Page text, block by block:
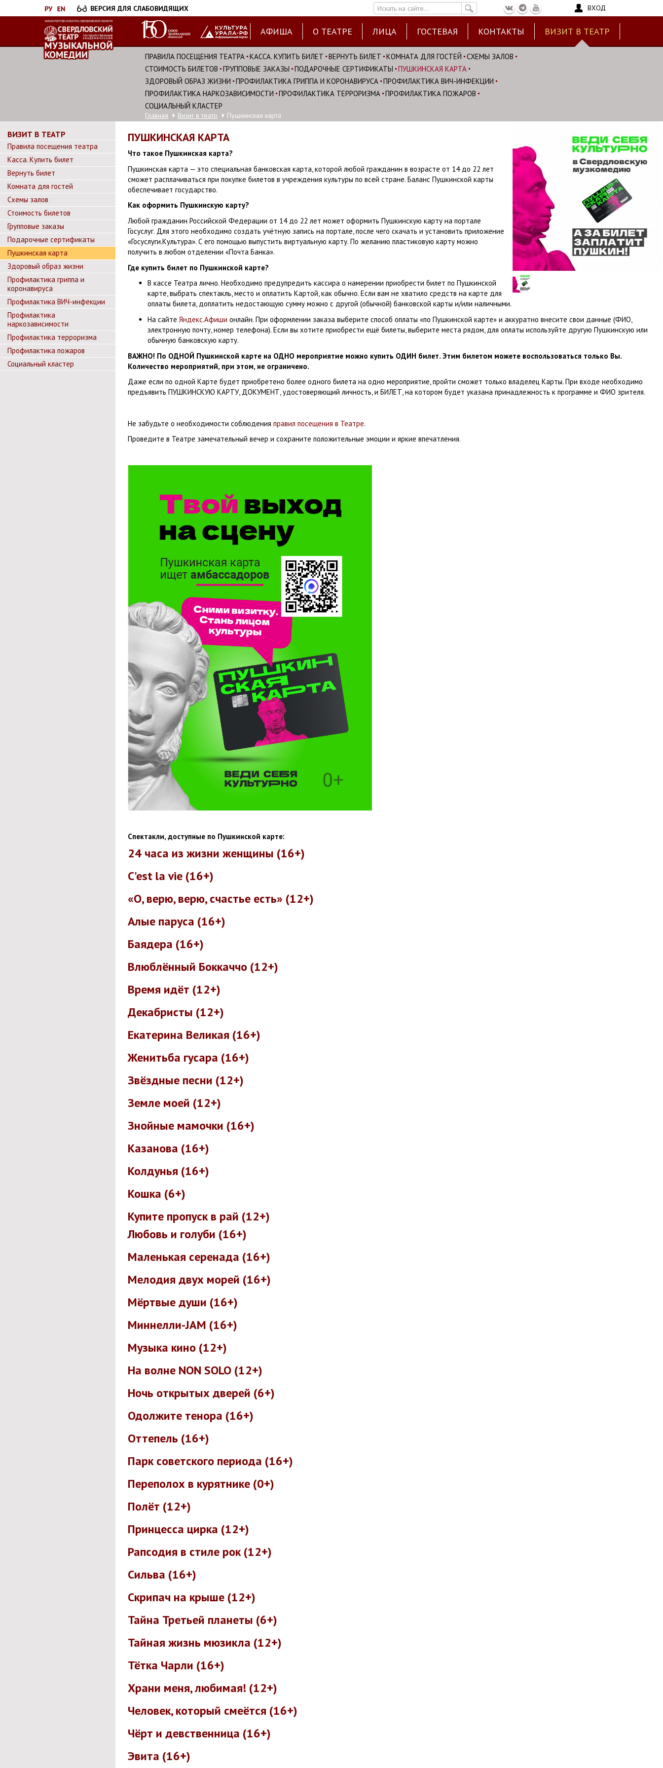
к
ВЕРСИЯ ДЛЯ СЛАБОВИДЯЩИХ
ВХОД
АФИША О ТЕАТРЕ ЛИЦА ГОСТЕВАЯ КОНТАКТЫ ВИЗИТ В ТЕАТР
ПРАВИЛА ПОСЕЩЕНИЯ ТЕАТРА КАССА. КУПИТЬ БИЛЕТ ВЕРНУТЬ БИЛЕТ КОМНАТА ДЛЯ ГОСТЕЙ
СХЕМЫ ЗАЛОВ
СТОИМОСТЬ БИЛЕТОВ
ГРУППОВЫЕ ЗАКАЗЫ ПОДАРОЧНЫЕ СЕРТИФИКАТЫ
ПУШКИНСКАЯ КАРТА
ЗДОРОВЫЙ ОБРАЗ ЖИЗНИ
ПРОФИЛАКТИКА ГРИППА И КОРОНАВИРУСА ПРОФИЛАКТИКА ВИЧ-ИНФЕКЦИИ
ПРОФИЛАКТИКА НАРКОЗАВИСИМОСТИ
ПРОФИЛАКТИКА ТЕРРОРИЗМА ПРОФИЛАКТИКА ПОЖАРОВ
СОЦИАЛЬНЫЙ КЛАСТЕР
Главная Визит в театр Пушкинская карта
ВИЗИТ В ТЕАТР
Правила посещения театра
Касса. Купить билет
Вернуть билет
Комната для гостей
Схемы залов
Стоимость билетов
Групповые заказы
Подарочные сертификаты
Пушкинская карта
Здоровый образ жизни
Профилактика гриппа и
коронавируса
Профилактика ВИЧ-инфекции
Профилактика
наркозависимости
Профилактика терроризма
Профилактика пожаров
Социальный кластер
ПУШКИНСКАЯ КАРТА
Что такое Пушкинская карта?
Пушкинская карта — это специальная банковская карта, которой любой гражданин в возрасте от 14 до 22 лет
сможет расплачиваться при покупке билетов в учреждения культуры по всей стране. Баланс Пушкинской карты
обеспечивает государство.
Как оформить Пушкинскую карту?
Любой гражданин Российской Федерации от 14 до 22 лет может оформить Пушкинскую карту на портале
Госуслуг. Для этого необходимо создать учётную запись на портале, после чего скачать и установить приложение
«Госуслуги.Культура». С его помощью выпустить виртуальную карту. По желанию пластиковую карту можно
получить в любом отделении «Почта Банка».
Где купить билет по Пушкинской карте?
В кассе Театра лично. Необходимо предупредить кассира о намерении приобрести билет по Пушкинской
карте, выбрать спектакль, место и оплатить Картой, как обычно. Если вам не хватило средств на карте для
оплаты билета, доплатить недостающую сумму можно с другой (обычной) банковской карты и/или наличными.
На сайтеЯндекс.Афиши онлайн. При оформлении заказа выберите способ оплаты «по Пушкинской карте» и аккуратно внесите свои данные (ФИО,
электронную почту, номер телефона).Если вы хотите приобрести ещё билеты, выберите места рядом, для оплаты используйте другую Пушкинскую или
обычную банковскую карту.
ВАЖНО! По ОДНОЙ Пушкинской карте на ОДНО мероприятие можно купить ОДИН билет. Этим билетом можете воспользоваться только Вы.
Количество мероприятий, при этом, не ограничено.
Даже если по одной Карте будет приобретено более одного билета на одно мероприятие, пройти сможет только владелец Карты. При входе необходимо
предъявить ПУШКИНСКУЮ КАРТУ, ДОКУМЕНТ, удостоверяющий личность, и БИЛЕТ, на котором будет указана принадлежность к программе и ФИО зрителя.
Не забудьте о необходимости соблюденияправил посещения в Театре.
Проведите в Театре замечательный вечер и сохраните положительные эмоции и яркие впечатления.
Спектакли, доступные по Пушкинской карте:
24 часа из жизни женщины (16+)
C'est la vie (16+)
«О, верю, верю, счастье есть» (12+)
Алые паруса (16+)
Баядера (16+)
Влюблённый Боккаччо (12+)
Время идёт (12+)
Декабристы (12+)
Екатерина Великая (16+)
Женитьба гусара (16+)
Звёздные песни (12+)
Земле моей (12+)
Знойные мамочки (16+)
Казанова (16+)
Колдунья (16+)
Кошка (6+)
Купите пропуск в рай (12+)
Любовь и голуби (16+)
Маленькая серенада (16+)
Мелодия двух морей (16+)
Мёртвые души (16+)
Миннелли-JAM (16+)
Музыка кино (12+)
На волне NON SOLO (12+)
Ночь открытых дверей (6+)
Одолжите тенора (16+)
Оттепель (16+)
Парк советского периода (16+)
Переполох в курятнике (0+)
Полёт (12+)
Принцесса цирка (12+)
Рапсодия в стиле рок (12+)
Сильва (16+)
Скрипач на крыше (12+)
Тайна Третьей планеты (6+)
Тайная жизнь мюзикла (12+)
Тётка Чарли (16+)
Храни меня, любимая! (12+)
Человек, который смеётся (16+)
Чёрт и девственница (16+)
Эвита (16+)